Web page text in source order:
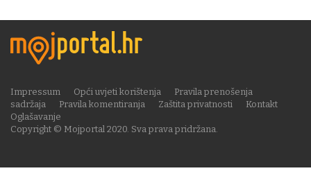
Copyright © Mojportal 2020. Sva prava pridržana.
Impressum Opći uvjeti korištenja
Pravila prenošenja
sadržaja
Pravila komentiranja Zaštita privatnosti
Kontakt
Oglašavanje